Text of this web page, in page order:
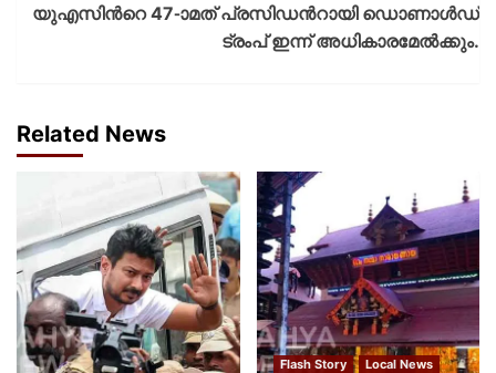
യുഎസിന്‍റെ 47-ാമത് പ്രസിഡന്‍റായി ഡൊണാള്‍ഡ്
ട്രംപ് ഇന്ന് അധികാരമേല്‍ക്കും.
Related News
Flash Story
Local News